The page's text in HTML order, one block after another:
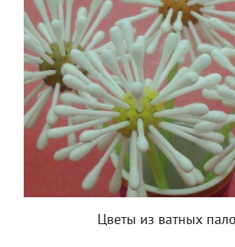
Цветы из ватных